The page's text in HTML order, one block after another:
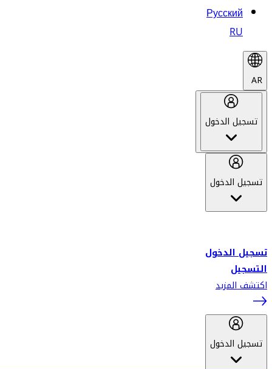
Русский
RU
AR
تسجيل الدخول
تسجيل الدخول
تسجيل الدخول
التسجيل
اكتشف المزيد
تسجيل الدخول